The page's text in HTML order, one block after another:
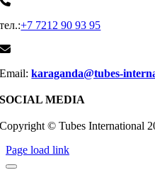
тел.:+7 7212 90 93 95
Email:karaganda@tubes-
SOCIAL MEDIA
Copyright © Tubes International
Page load link